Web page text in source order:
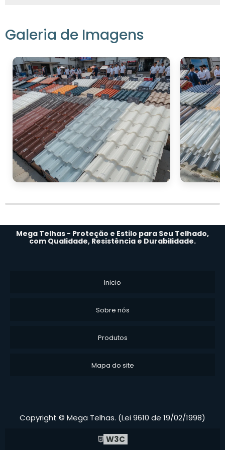
Galeria de Imagens
Mega Telhas - Proteção e Estilo para Seu Telhado,
com Qualidade, Resistência e Durabilidade.
Inicio
Sobre nós
Produtos
Mapa do site
Copyright © Mega Telhas. (Lei 9610 de 19/02/1998)
W3C